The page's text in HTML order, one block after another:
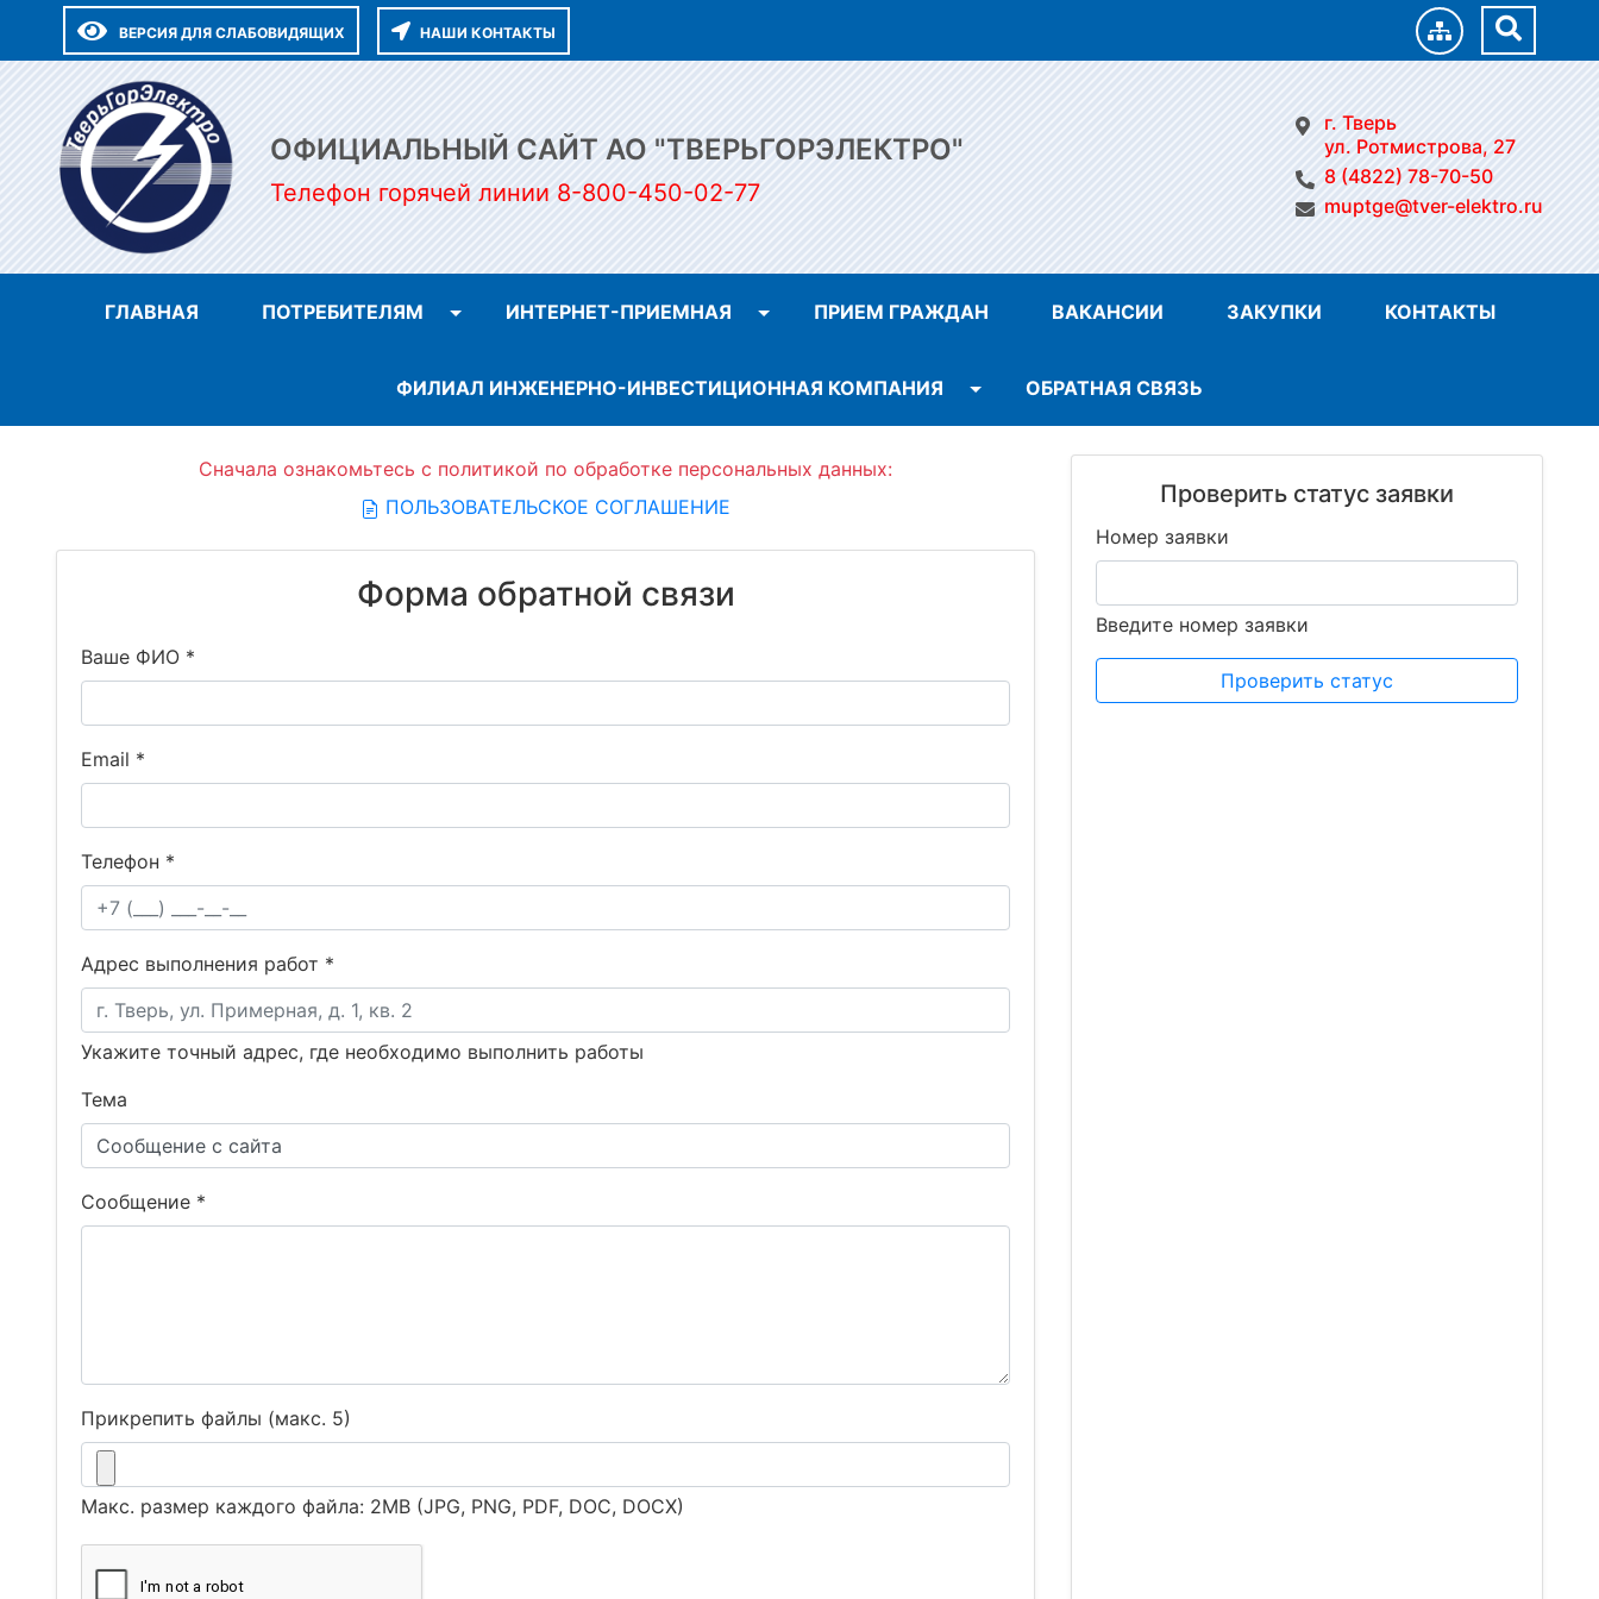
ВЕРСИЯ ДЛЯ СЛАБОВИДЯЩИХ НАШИ КОНТАКТЫ
ОФИЦИАЛЬНЫЙ САЙТ АО "ТВЕРЬГОРЭЛЕКТРО"
Телефон горячей линии 8-800-450-02-77
г. Тверь
ул. Ротмистрова, 27
8 (4822) 78-70-50
muptge@tver-elektro.ru
ГЛАВНАЯ ПОТРЕБИТЕЛЯМ ИНТЕРНЕТ-ПРИЕМНАЯ ПРИЕМ ГРАЖДАН ВАКАНСИИ ЗАКУПКИ КОНТАКТЫ
ФИЛИАЛ ИНЖЕНЕРНО-ИНВЕСТИЦИОННАЯ КОМПАНИЯ ОБРАТНАЯ СВЯЗЬ
Сначала ознакомьтесь с политикой по обработке персональных данных:
ПОЛЬЗОВАТЕЛЬСКОЕ СОГЛАШЕНИЕ
Форма обратной связи
Ваше ФИО *
Email *
Телефон *
Адрес выполнения работ *
Укажите точный адрес, где необходимо выполнить работы
Тема
Сообщение *
Прикрепить файлы (макс. 5)
Макс. размер каждого файла: 2MB (JPG, PNG, PDF, DOC, DOCX)
Проверить статус заявки
Номер заявки
Введите номер заявки
Проверить статус